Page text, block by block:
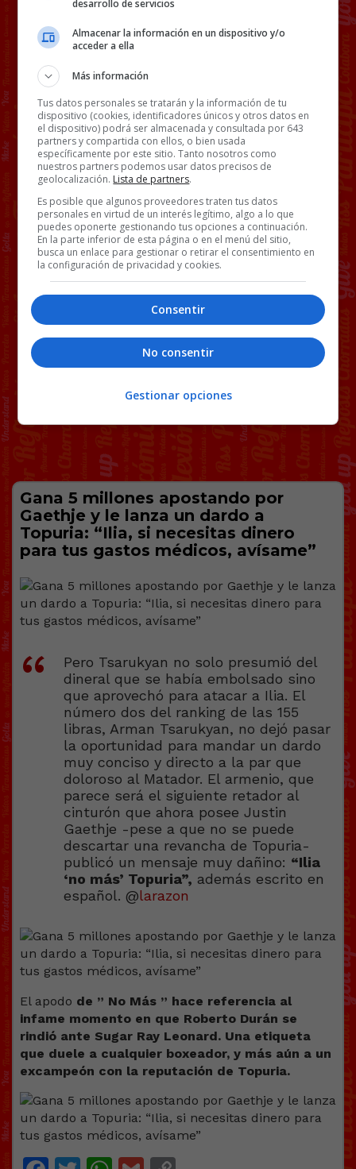
Gana 5 millones apostando por
Gaethje y le lanza un dardo a
Topuria: “Ilia, si necesitas dinero
para tus gastos médicos, avísame”
Pero Tsarukyan no solo presumió del
dineral que se había embolsado sino
que aprovechó para atacar a Ilia. El
número dos del ranking de las 155
libras, Arman Tsarukyan, no dejó pasar
la oportunidad para mandar un dardo
muy conciso y directo a la par que
doloroso al Matador. El armenio, que
parece será el siguiente retador al
cinturón que ahora posee Justin
Gaethje -pese a que no se puede
descartar una revancha de Topuria-
publicó un mensaje muy dañino: “Ilia
‘no más’ Topuria”, además escrito en
español. @larazon
El apodo de ” No Más ” hace referencia al
infame momento en que Roberto Durán se
rindió ante Sugar Ray Leonard. Una etiqueta
que duele a cualquier boxeador, y más aún a un
excampeón con la reputación de Topuria.
desarrollo de servicios
Almacenar la información en un dispositivo y/o
acceder a ella
Más información
Tus datos personales se tratarán y la información de tu
dispositivo (cookies, identificadores únicos y otros datos en
el dispositivo) podrá ser almacenada y consultada por 643
partners y compartida con ellos, o bien usada
específicamente por este sitio. Tanto nosotros como
nuestros partners podemos usar datos precisos de
geolocalización. Lista de partners.
Es posible que algunos proveedores traten tus datos
personales en virtud de un interés legítimo, algo a lo que
puedes oponerte gestionando tus opciones a continuación.
En la parte inferior de esta página o en el menú del sitio,
busca un enlace para gestionar o retirar el consentimiento en
la configuración de privacidad y cookies.
Consentir
No consentir
Gestionar opciones